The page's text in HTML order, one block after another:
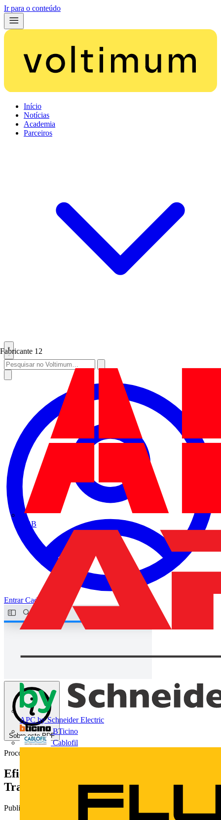
Ir para o conteúdo
Início
Notícias
Academia
Parceiros
Fabricante 12
ABB
APC by Schneider Electric
BTicino
Cablofil
EntrarCadastrar
Sobre este PDF
Procobre
Eficiência energética em edifícios –
Transformando o mercado
Publicado: 26 de julho de 2016· Categoria: White Papers